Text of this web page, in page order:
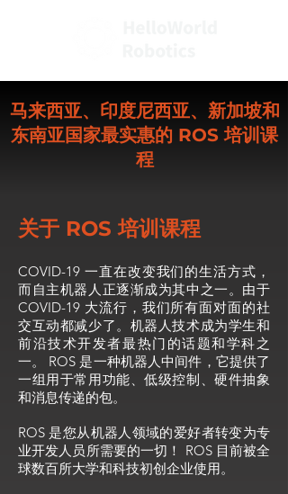
马来西亚、印度尼西亚、新加坡和
东南亚国家最实惠的 ROS 培训课
程
关于 ROS 培训课程
COVID-19 一直在改变我们的生活方式，
而自主机器人正逐渐成为其中之一。由于
COVID-19 大流行，我们所有面对面的社
交互动都减少了。机器人技术成为学生和
前沿技术开发者最热门的话题和学科之
一。 ROS 是一种机器人中间件，它提供了
一组用于常用功能、低级控制、硬件抽象
和消息传递的包。
ROS 是您从机器人领域的爱好者转变为专
业开发人员所需要的一切！ ROS 目前被全
球数百所大学和科技初创企业使用。